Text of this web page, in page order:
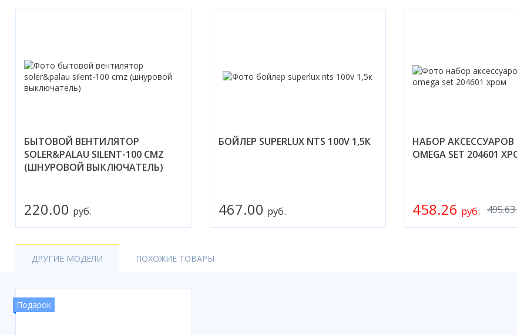
БЫТОВОЙ ВЕНТИЛЯТОР
SOLER&PALAU SILENT-100 CMZ
(ШНУРОВОЙ ВЫКЛЮЧАТЕЛЬ)
220.00 руб.
БОЙЛЕР SUPERLUX NTS 100V 1,5К
467.00 руб.
НАБОР АКСЕССУАРОВ
OMEGA SET 204601
458.26 руб.
ДРУГИЕ МОДЕЛИ ПОХОЖИЕ ТОВАРЫ
Подарок